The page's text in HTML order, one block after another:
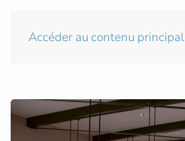
Accéder au contenu principal